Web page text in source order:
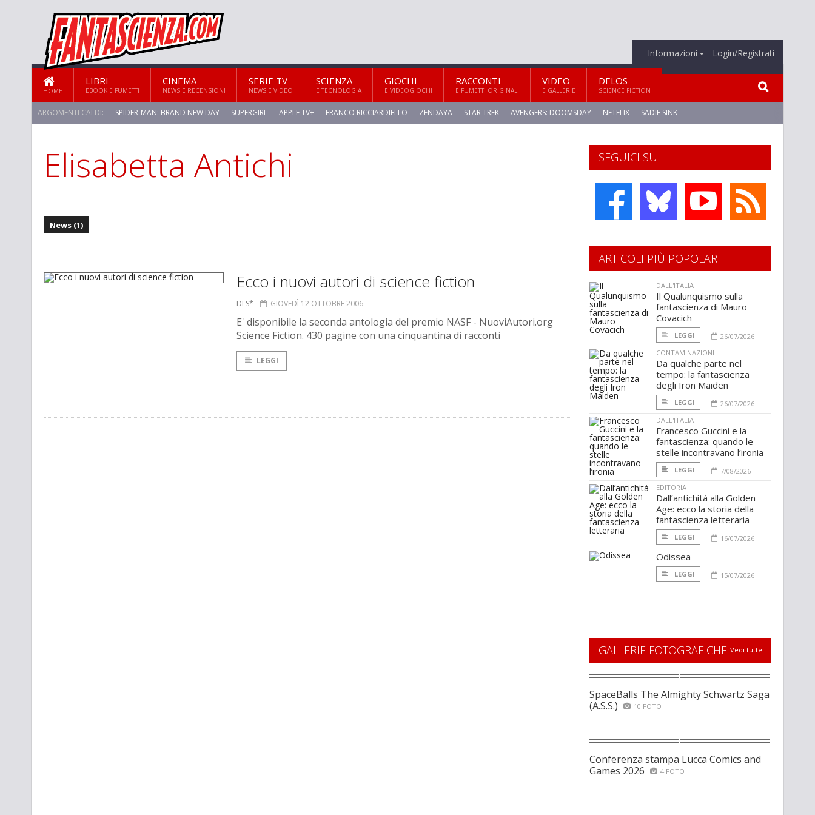
Informazioni Login/Registrati
HOME
LIBRI
EBOOK E FUMETTI
CINEMA
NEWS E RECENSIONI
SERIE TV
NEWS E VIDEO
SCIENZA
E TECNOLOGIA
GIOCHI
E VIDEOGIOCHI
RACCONTI
E FUMETTI ORIGINALI
VIDEO
E GALLERIE
DELOS
SCIENCE FICTION
ARGOMENTI CALDI: SPIDER-MAN: BRAND NEW DAY SUPERGIRL APPLE TV+ FRANCO RICCIARDIELLO ZENDAYA STAR TREK AVENGERS: DOOMSDAY NETFLIX SADIE SINK
STAR TREK: STRANGE NEW WORLDS
Elisabetta Antichi
News (1)
Ecco i nuovi autori di science fiction
DI S* GIOVEDÌ 12 OTTOBRE 2006
E' disponibile la seconda antologia del premio NASF - NuoviAutori.org
Science Fiction. 430 pagine con una cinquantina di racconti
LEGGI
SEGUICI SU
ARTICOLI PIÙ POPOLARI
DALL'ITALIA
Il Qualunquismo sulla
fantascienza di Mauro
Covacich
LEGGI
26/07/2026
CONTAMINAZIONI
Da qualche parte nel
tempo: la fantascienza
degli Iron Maiden
LEGGI
26/07/2026
DALL'ITALIA
Francesco Guccini e la
fantascienza: quando le
stelle incontravano l’ironia
LEGGI
7/08/2026
EDITORIA
Dall’antichità alla Golden
Age: ecco la storia della
fantascienza letteraria
LEGGI 16/07/2026
Odissea
LEGGI 15/07/2026
GALLERIE FOTOGRAFICHE Vedi tutte
SpaceBalls The Almighty Schwartz Saga
(A.S.S.)
10 FOTO
Conferenza stampa Lucca Comics and
Games 2026
4 FOTO